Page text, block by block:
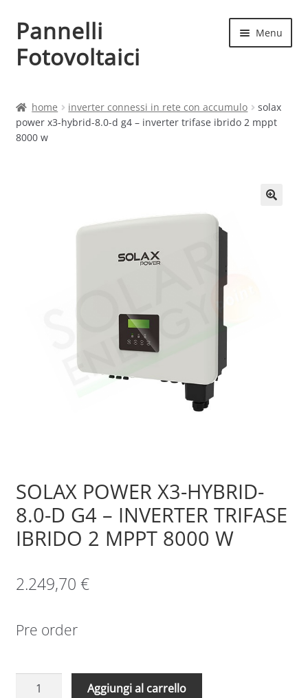
Vai
alla
navigazione
Vai
al
contenuto
Pannelli
Fotovoltaici
Menu
Cart
home inverter connessi in rete con accumulo
solax
power x3-hybrid-8.0-d g4 – inverter trifase ibrido 2 mppt
8000 w
SOLAX POWER X3-HYBRID-
8.0-D G4 – INVERTER TRIFASE
IBRIDO 2 MPPT 8000 W
2.249,70 €
Pre order
SOLAX
Aggiungi al carrello